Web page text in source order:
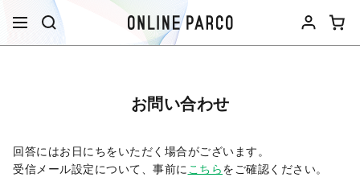
お問い合わせ
回答にはお日にちをいただく場合がございます。
受信メール設定について、事前に こちらをご確認ください。​